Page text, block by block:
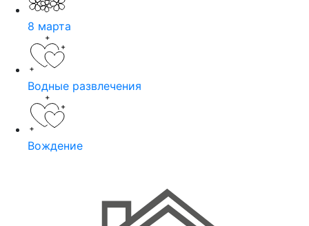
8 марта
Водные развлечения
Вождение